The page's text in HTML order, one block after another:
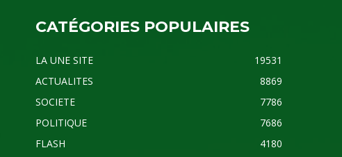
CATÉGORIES POPULAIRES
LA UNE SITE
19531
ACTUALITES
8869
SOCIETE
7786
POLITIQUE
7686
FLASH
4180